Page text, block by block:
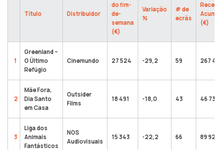
Título Distribuidor
do fim-
de-
semana
(€)
Variação
%
# de
ecrãs
Receita
(€)
1
Greenland –
O Último
Refúgio
Cinemundo 27 524 -29,2 59 267
2
Mãe Fora,
Dia Santo
em Casa
Outsider
Films
18 491 -18,0 43 46 735
3
Liga dos
Animais
Fantásticos
NOS
Audiovisuais
15 343 -22,2 66 89 920